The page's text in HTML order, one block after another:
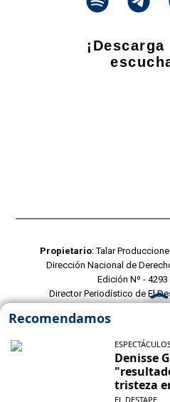
Propietario: Talar
Dirección Nacional de
Edición Nº -
Director Periodístico de El
POLITICAS DE
CONTACTO
CONTACTO